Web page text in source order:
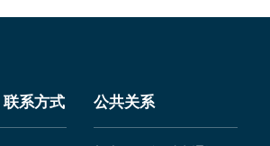
系方式 公共关系